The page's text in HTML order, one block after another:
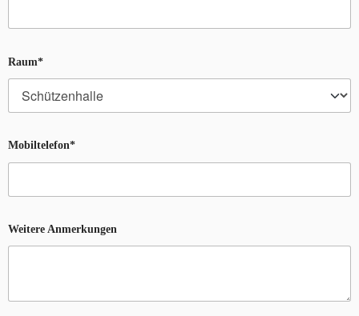
Raum*
Mobiltelefon*
Weitere Anmerkungen